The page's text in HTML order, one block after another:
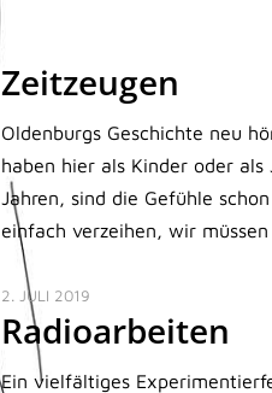
Zeitzeugen
Oldenburgs Geschichte neu
haben hier als Kinder oder
Jahren, sind die Gefühle
einfach verzeihen, wir
2. JULI 2019
Radioarbeiten
Ein vielfältiges